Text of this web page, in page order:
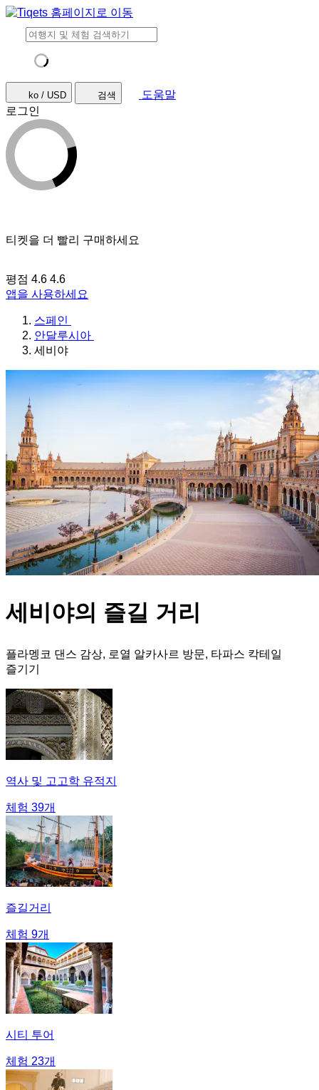
ko / USD 검색
도움말
로그인
티켓을 더 빨리 구매하세요
평점 4.6 4.6
앱을 사용하세요
스페인
안달루시아
세비야
세비야의 즐길 거리
플라멩코 댄스 감상, 로열 알카사르 방문, 타파스 칵테일
즐기기
역사 및 고고학 유적지
체험 39개
즐길거리
체험 9개
시티 투어
체험 23개